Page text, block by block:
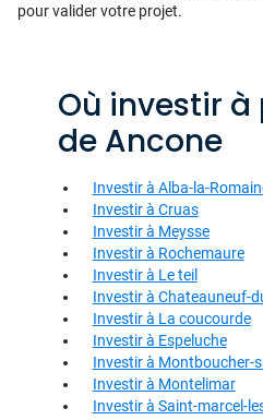
pour valider votre projet.
Où investir
de Ancone
Investir à Alba-la-
Investir à Cruas
Investir à Meysse
Investir à Rochemaure
Investir à Le teil
Investir à Chateauneuf-
Investir à La coucourde
Investir à Espeluche
Investir à Montboucher-
Investir à Montelimar
Investir à Saint-marcel-